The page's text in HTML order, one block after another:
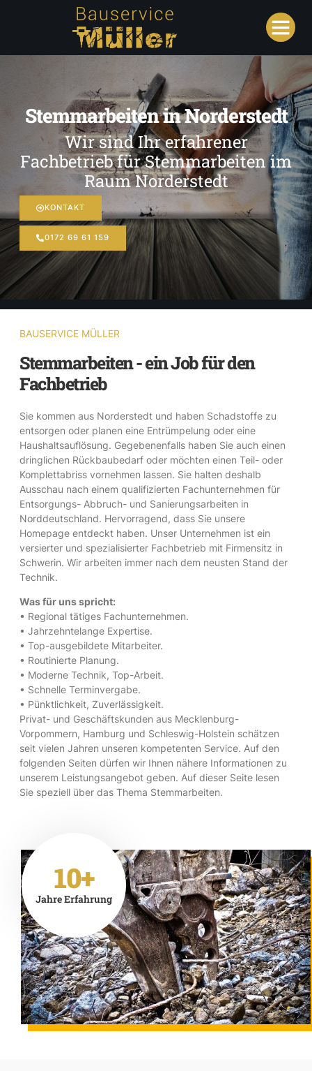
Stemmarbeiten in Norderstedt
Wir sind Ihr erfahrener
Fachbetrieb für Stemmarbeiten im
Raum Norderstedt
KONTAKT
0172 69 61 159
BAUSERVICE MÜLLER
Stemmarbeiten - ein Job für den
Fachbetrieb
Sie kommen aus Norderstedt und haben Schadstoffe zu
entsorgen oder planen eine Entrümpelung oder eine
Haushaltsauflösung. Gegebenenfalls haben Sie auch einen
dringlichen Rückbaubedarf oder möchten einen Teil- oder
Komplettabriss vornehmen lassen. Sie halten deshalb
Ausschau nach einem qualifizierten Fachunternehmen für
Entsorgungs- Abbruch- und Sanierungsarbeiten in
Norddeutschland. Hervorragend, dass Sie unsere
Homepage entdeckt haben. Unser Unternehmen ist ein
versierter und spezialisierter Fachbetrieb mit Firmensitz in
Schwerin. Wir arbeiten immer nach dem neusten Stand der
Technik.
Was für uns spricht:
• Regional tätiges Fachunternehmen.
• Jahrzehntelange Expertise.
• Top-ausgebildete Mitarbeiter.
• Routinierte Planung.
• Moderne Technik, Top-Arbeit.
• Schnelle Terminvergabe.
• Pünktlichkeit, Zuverlässigkeit.
Privat- und Geschäftskunden aus Mecklenburg-
Vorpommern, Hamburg und Schleswig-Holstein schätzen
seit vielen Jahren unseren kompetenten Service. Auf den
folgenden Seiten dürfen wir Ihnen nähere Informationen zu
unserem Leistungsangebot geben. Auf dieser Seite lesen
Sie speziell über das Thema Stemmarbeiten.
10+
Jahre Erfahrung